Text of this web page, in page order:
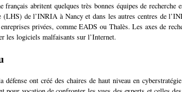
français abritent quelques très bonnes équipes de
(LHS) de l’INRIA à Nancy et dans les autres centres de
privées, comme EADS ou Thalès. Les axes de
les logiciels malfaisants sur l’Internet.
défense ont créé des chaires de haut niveau en